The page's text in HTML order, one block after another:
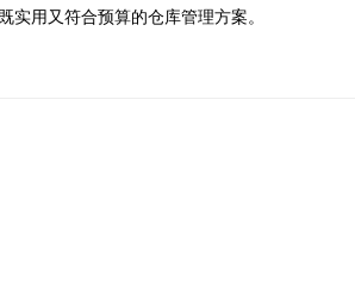
用又符合预算的仓库管理方案。